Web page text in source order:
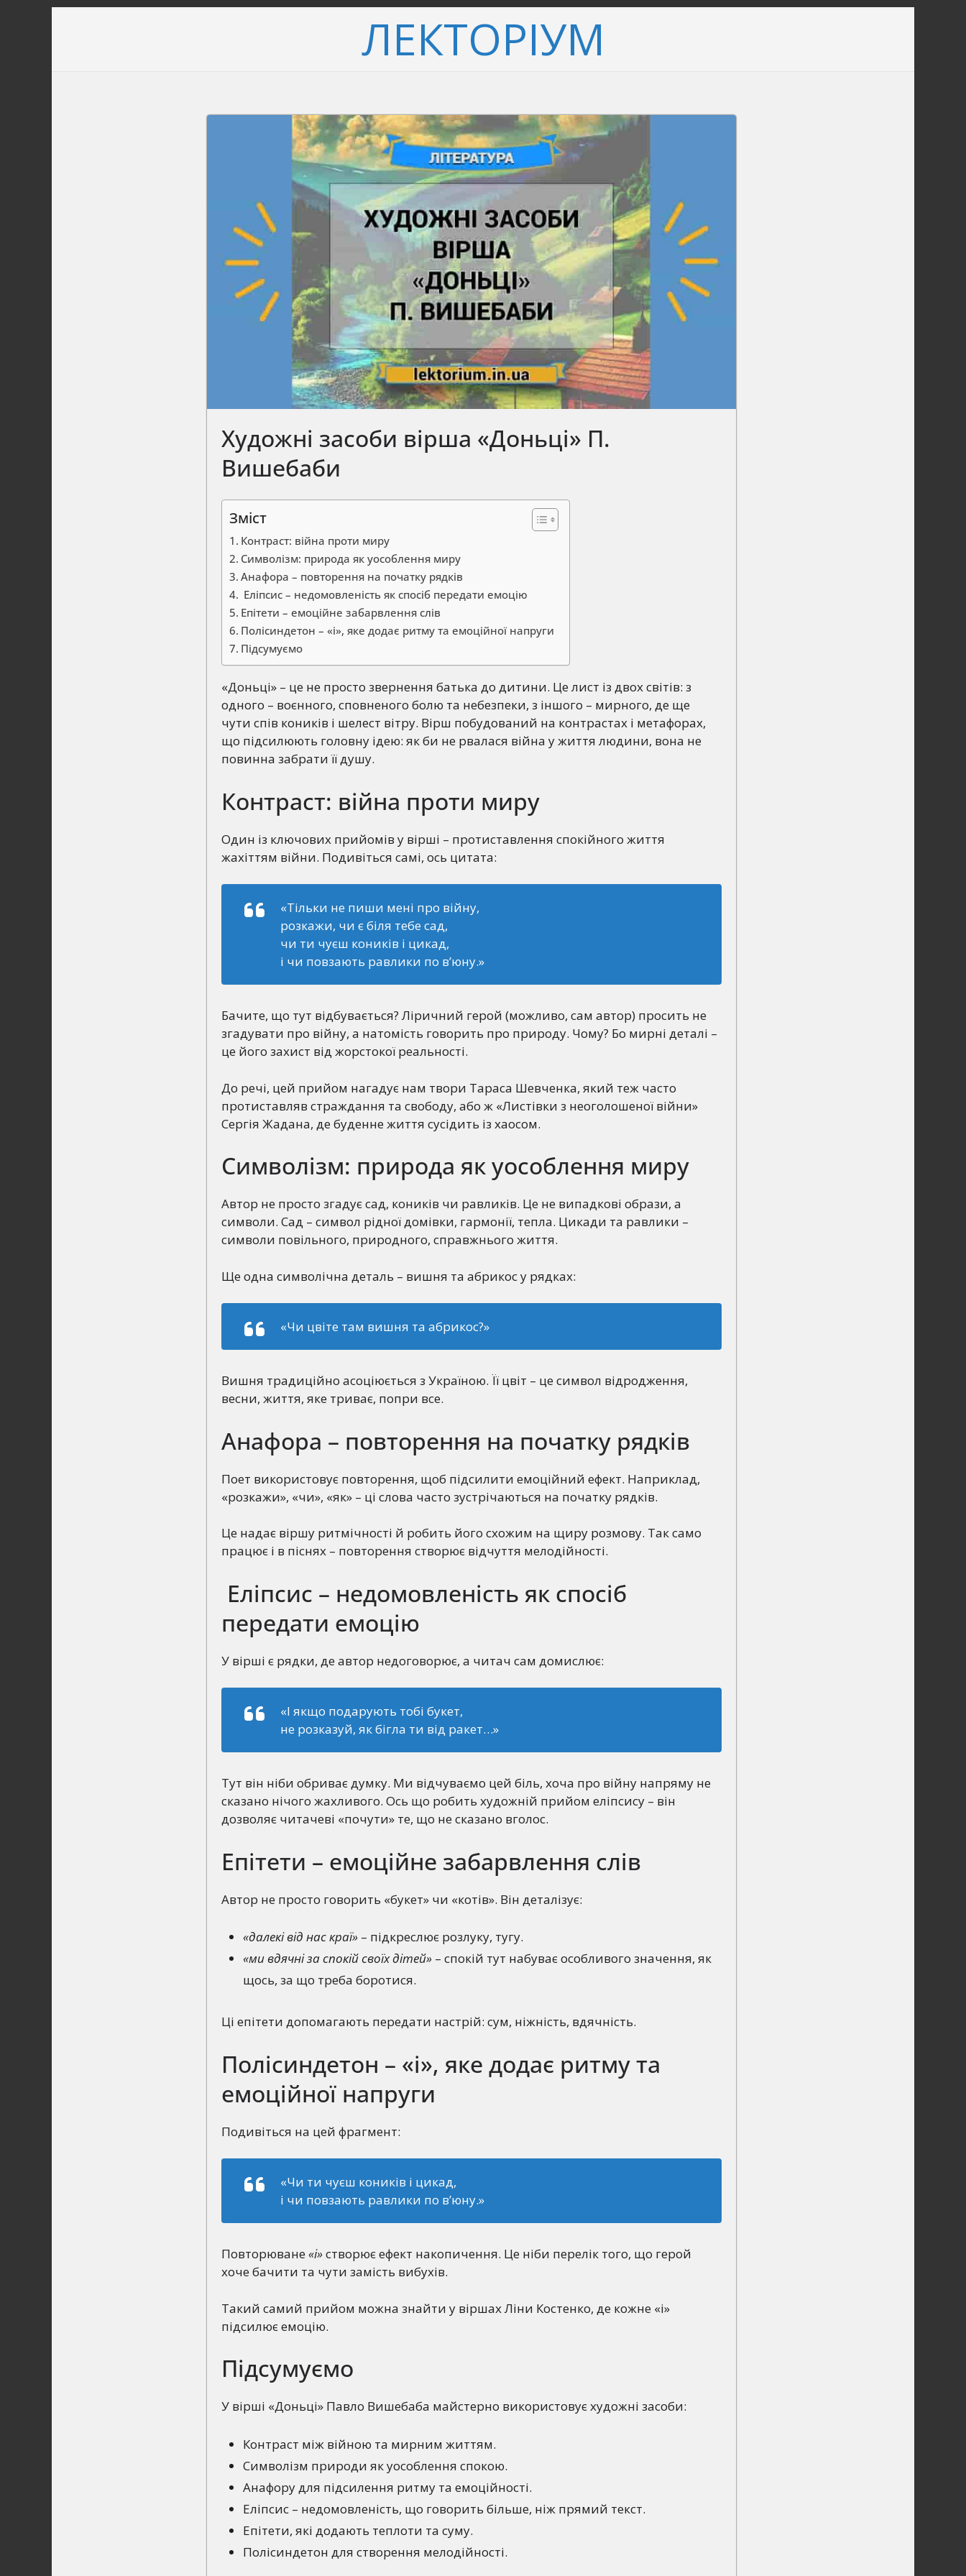
ЛЕКТОРІУМ
Художні засоби вірша «Доньці» П.
Вишебаби
Зміст
Контраст: війна проти миру
Символізм: природа як уособлення миру
Анафора – повторення на початку рядків
Еліпсис – недомовленість як спосіб передати емоцію
Епітети – емоційне забарвлення слів
Полісиндетон – «і», яке додає ритму та емоційної напруги
Підсумуємо
«Доньці» – це не просто звернення батька до дитини. Це лист із двох світів: з
одного – воєнного, сповненого болю та небезпеки, з іншого – мирного, де ще
чути спів коників і шелест вітру. Вірш побудований на контрастах і метафорах,
що підсилюють головну ідею: як би не рвалася війна у життя людини, вона не
повинна забрати її душу.
Контраст: війна проти миру
Один із ключових прийомів у вірші – протиставлення спокійного життя
жахіттям війни. Подивіться самі, ось цитата:
«Тільки не пиши мені про війну,
розкажи, чи є біля тебе сад,
чи ти чуєш коників і цикад,
і чи повзають равлики по в’юну.»
Бачите, що тут відбувається? Ліричний герой (можливо, сам автор) просить не
згадувати про війну, а натомість говорить про природу. Чому? Бо мирні деталі –
це його захист від жорстокої реальності.
До речі, цей прийом нагадує нам твори Тараса Шевченка, який теж часто
протиставляв страждання та свободу, або ж «Листівки з неоголошеної війни»
Сергія Жадана, де буденне життя сусідить із хаосом.
Символізм: природа як уособлення миру
Автор не просто згадує сад, коників чи равликів. Це не випадкові образи, а
символи. Сад – символ рідної домівки, гармонії, тепла. Цикади та равлики –
символи повільного, природного, справжнього життя.
Ще одна символічна деталь – вишня та абрикос у рядках:
«Чи цвіте там вишня та абрикос?»
Вишня традиційно асоціюється з Україною. Її цвіт – це символ відродження,
весни, життя, яке триває, попри все.
Анафора – повторення на початку рядків
Поет використовує повторення, щоб підсилити емоційний ефект. Наприклад,
«розкажи», «чи», «як» – ці слова часто зустрічаються на початку рядків.
Це надає віршу ритмічності й робить його схожим на щиру розмову. Так само
працює і в піснях – повторення створює відчуття мелодійності.
Еліпсис – недомовленість як спосіб
передати емоцію
У вірші є рядки, де автор недоговорює, а читач сам домислює:
«І якщо подарують тобі букет,
не розказуй, як бігла ти від ракет…»
Тут він ніби обриває думку. Ми відчуваємо цей біль, хоча про війну напряму не
сказано нічого жахливого. Ось що робить художній прийом еліпсису – він
дозволяє читачеві «почути» те, що не сказано вголос.
Епітети – емоційне забарвлення слів
Автор не просто говорить «букет» чи «котів». Він деталізує:
«далекі від нас краї» – підкреслює розлуку, тугу.
«ми вдячні за спокій своїх дітей» – спокій тут набуває особливого значення, як
щось, за що треба боротися.
Ці епітети допомагають передати настрій: сум, ніжність, вдячність.
Полісиндетон – «і», яке додає ритму та
емоційної напруги
Подивіться на цей фрагмент:
«Чи ти чуєш коників і цикад,
і чи повзають равлики по в’юну.»
Повторюване «і»створює ефект накопичення. Це ніби перелік того, що герой
хоче бачити та чути замість вибухів.
Такий самий прийом можна знайти у віршах Ліни Костенко, де кожне «і»
підсилює емоцію.
Підсумуємо
У вірші «Доньці» Павло Вишебаба майстерно використовує художні засоби:
Контраст між війною та мирним життям.
Символізм природи як уособлення спокою.
Анафору для підсилення ритму та емоційності.
Еліпсис – недомовленість, що говорить більше, ніж прямий текст.
Епітети, які додають теплоти та суму.
Полісиндетон для створення мелодійності.